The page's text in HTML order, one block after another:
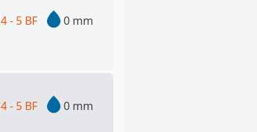
4 - 5 BF 0 mm
4 - 5 BF 0 mm